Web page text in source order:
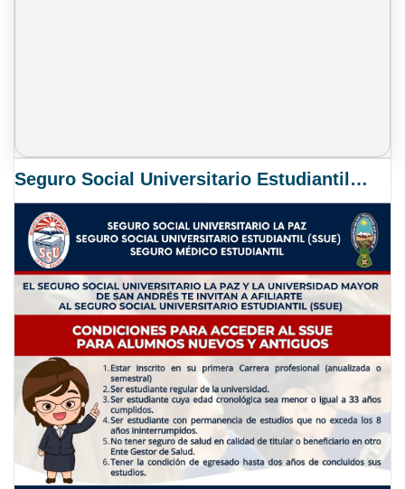
Seguro Social Universitario Estudiantil SSUE